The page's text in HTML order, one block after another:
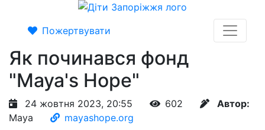
Пожертвувати
Як починався фонд
"Maya's Hope"
24 жовтня 2023, 20:55 602
Автор:
Maya
mayashope.org